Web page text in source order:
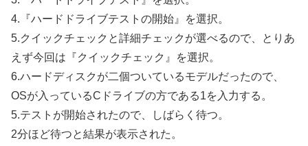
4.『ハードドライブテストの開始』を選択。
5.クイックチェックと詳細チェックが選べるので、とりあ
えず今回は『クイックチェック』を選択。
6.ハードディスクが二個ついているモデルだったので、
OSが入っているCドライブの方である1を入力する。
5.テストが開始されたので、しばらく待つ。
2分ほど待つと結果が表示された。